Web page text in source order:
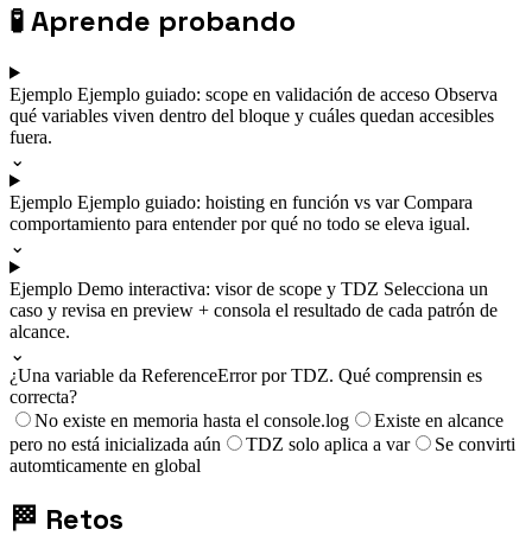
🧪Aprende probando
Ejemplo Ejemplo guiado: scope en validación de acceso Observa
qué variables viven dentro del bloque y cuáles quedan accesibles
fuera.
⌄
Ejemplo Ejemplo guiado: hoisting en función vs varCompara
comportamiento para entender por qué no todo se eleva igual.
⌄
Ejemplo Demo interactiva: visor de scope y TDZ Selecciona un
caso y revisa en preview + consola el resultado de cada patrón de
alcance.
⌄
¿Una variable da ReferenceError por TDZ. Qué comprensin es
correcta?
No existe en memoria hasta el console.log
Existe en alcance
pero no está inicializada aún
TDZ solo aplica a var
Se convirti
automticamente en global
🏁 Retos